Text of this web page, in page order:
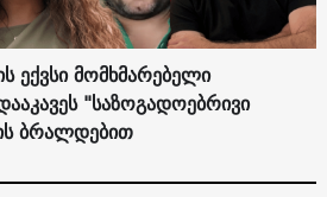
ექვსი მომხმარებელი
"საზოგადოებრივი
ბრალდებით